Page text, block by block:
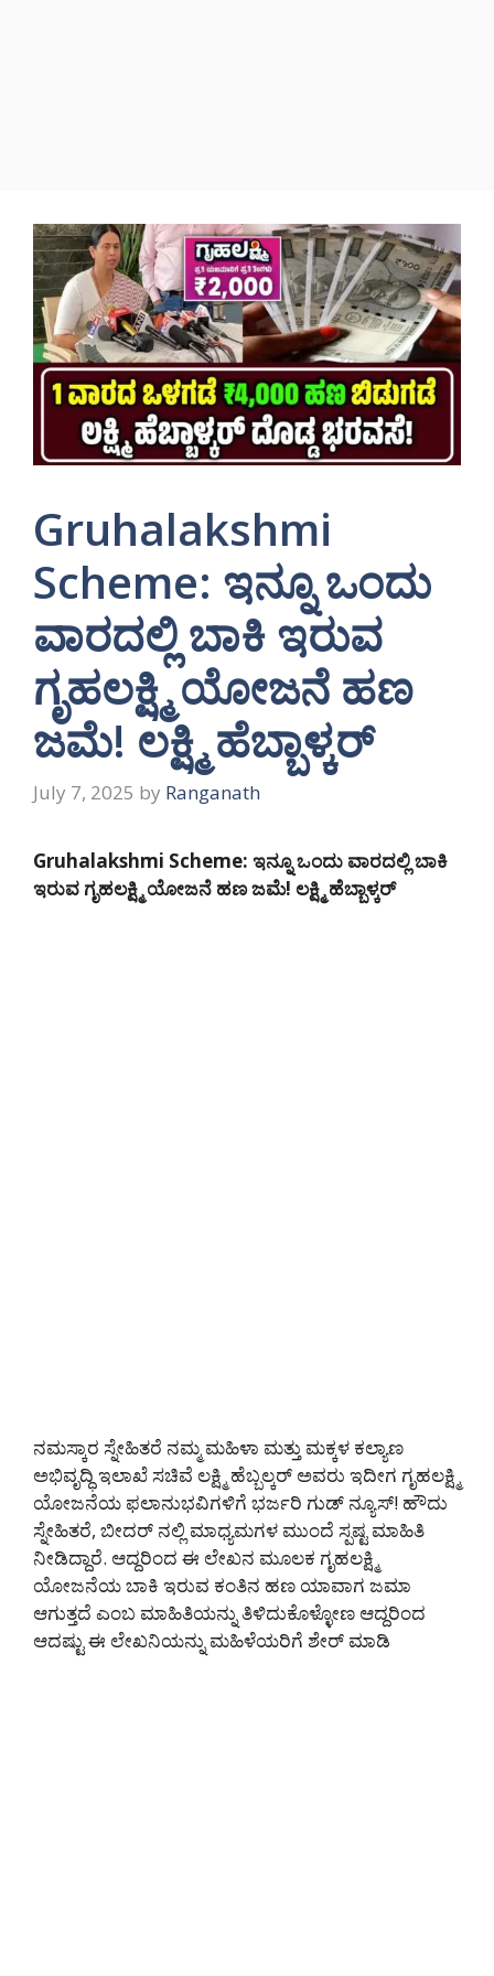
Gruhalakshmi
Scheme: ಇನ್ನೂ ಒಂದು
ವಾರದಲ್ಲಿ ಬಾಕಿ ಇರುವ
ಗೃಹಲಕ್ಷ್ಮಿ ಯೋಜನೆ ಹಣ
ಜಮೆ! ಲಕ್ಷ್ಮಿ ಹೆಬ್ಬಾಳ್ಕರ್
July 7, 2025 by Ranganath
Gruhalakshmi Scheme: ಇನ್ನೂ ಒಂದು ವಾರದಲ್ಲಿ ಬಾಕಿ
ಇರುವ ಗೃಹಲಕ್ಷ್ಮಿ ಯೋಜನೆ ಹಣ ಜಮೆ! ಲಕ್ಷ್ಮಿ ಹೆಬ್ಬಾಳ್ಕರ್
ನಮಸ್ಕಾರ ಸ್ನೇಹಿತರೆ ನಮ್ಮ ಮಹಿಳಾ ಮತ್ತು ಮಕ್ಕಳ ಕಲ್ಯಾಣ
ಅಭಿವೃದ್ಧಿ ಇಲಾಖೆ ಸಚಿವೆ ಲಕ್ಷ್ಮಿ ಹೆಬ್ಬಲ್ಕರ್ ಅವರು ಇದೀಗ ಗೃಹಲಕ್ಷ್ಮಿ
ಯೋಜನೆಯ ಫಲಾನುಭವಿಗಳಿಗೆ ಭರ್ಜರಿ ಗುಡ್ ನ್ಯೂಸ್! ಹೌದು
ಸ್ನೇಹಿತರೆ, ಬೀದರ್ ನಲ್ಲಿ ಮಾಧ್ಯಮಗಳ ಮುಂದೆ ಸ್ಪಷ್ಟ ಮಾಹಿತಿ
ನೀಡಿದ್ದಾರೆ. ಆದ್ದರಿಂದ ಈ ಲೇಖನ ಮೂಲಕ ಗೃಹಲಕ್ಷ್ಮಿ
ಯೋಜನೆಯ ಬಾಕಿ ಇರುವ ಕಂತಿನ ಹಣ ಯಾವಾಗ ಜಮಾ
ಆಗುತ್ತದೆ ಎಂಬ ಮಾಹಿತಿಯನ್ನು ತಿಳಿದುಕೊಳ್ಳೋಣ ಆದ್ದರಿಂದ
ಆದಷ್ಟು ಈ ಲೇಖನಿಯನ್ನು ಮಹಿಳೆಯರಿಗೆ ಶೇರ್ ಮಾಡಿ